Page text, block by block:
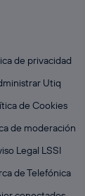
de privacidad
Utiq
de Cookies
de moderación
Legal LSSI
de Telefónica